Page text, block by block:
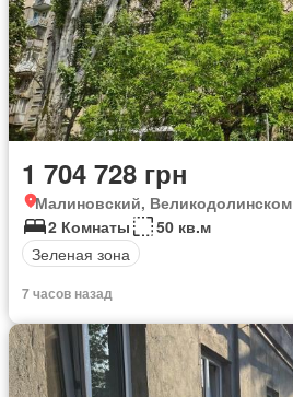
1 704 728 грн
Малиновский, Великодолинском
2 Комнаты
50 кв.м
Зеленая зона
7 часов назад